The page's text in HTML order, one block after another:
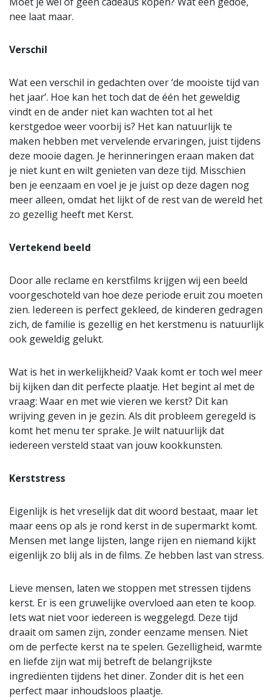
nee laat maar.
Verschil
Wat een verschil in gedachten over ‘de mooiste tijd van
het jaar’. Hoe kan het toch dat de één het geweldig
vindt en de ander niet kan wachten tot al het
kerstgedoe weer voorbij is? Het kan natuurlijk te
maken hebben met vervelende ervaringen, juist tijdens
deze mooie dagen. Je herinneringen eraan maken dat
je niet kunt en wilt genieten van deze tijd. Misschien
ben je eenzaam en voel je je juist op deze dagen nog
meer alleen, omdat het lijkt of de rest van de wereld het
zo gezellig heeft met Kerst.
Vertekend beeld
Door alle reclame en kerstfilms krijgen wij een beeld
voorgeschoteld van hoe deze periode eruit zou moeten
zien. Iedereen is perfect gekleed, de kinderen gedragen
zich, de familie is gezellig en het kerstmenu is natuurlijk
ook geweldig gelukt.
Wat is het in werkelijkheid? Vaak komt er toch wel meer
bij kijken dan dit perfecte plaatje. Het begint al met de
vraag: Waar en met wie vieren we kerst? Dit kan
wrijving geven in je gezin. Als dit probleem geregeld is
komt het menu ter sprake. Je wilt natuurlijk dat
iedereen versteld staat van jouw kookkunsten.
Kerststress
Eigenlijk is het vreselijk dat dit woord bestaat, maar let
maar eens op als je rond kerst in de supermarkt komt.
Mensen met lange lijsten, lange rijen en niemand kijkt
eigenlijk zo blij als in de films. Ze hebben last van stress.
Lieve mensen, laten we stoppen met stressen tijdens
kerst. Er is een gruwelijke overvloed aan eten te koop.
Iets wat niet voor iedereen is weggelegd. Deze tijd
draait om samen zijn, zonder eenzame mensen. Niet
om de perfecte kerst na te spelen. Gezelligheid, warmte
en liefde zijn wat mij betreft de belangrijkste
ingrediënten tijdens het diner. Zonder dit is het een
perfect maar inhoudsloos plaatje.